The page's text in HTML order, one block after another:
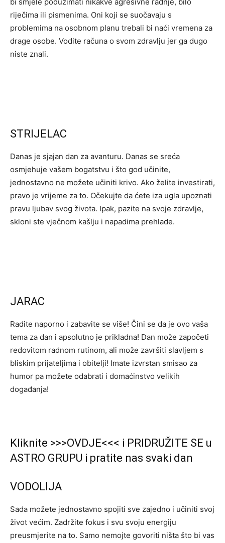
riječima ili pismenima. Oni koji se suočavaju s
problemima na osobnom planu trebali bi naći vremena za
drage osobe. Vodite računa o svom zdravlju jer ga dugo
niste znali.
STRIJELAC
Danas je sjajan dan za avanturu. Danas se sreća
osmjehuje vašem bogatstvu i što god učinite,
jednostavno ne možete učiniti krivo. Ako želite investirati,
pravo je vrijeme za to. Očekujte da ćete iza ugla upoznati
pravu ljubav svog života. Ipak, pazite na svoje zdravlje,
skloni ste vječnom kašlju i napadima prehlade.
JARAC
Radite naporno i zabavite se više! Čini se da je ovo vaša
tema za dan i apsolutno je prikladna! Dan može započeti
redovitom radnom rutinom, ali može završiti slavljem s
bliskim prijateljima i obitelji! Imate izvrstan smisao za
humor pa možete odabrati i domaćinstvo velikih
događanja!
Kliknite >>>OVDJE<<< i PRIDRUŽITE SE u
ASTRO GRUPU i pratite nas svaki dan
VODOLIJA
Sada možete jednostavno spojiti sve zajedno i učiniti svoj
život većim. Zadržite fokus i svu svoju energiju
preusmjerite na to. Samo nemojte govoriti ništa što bi vas